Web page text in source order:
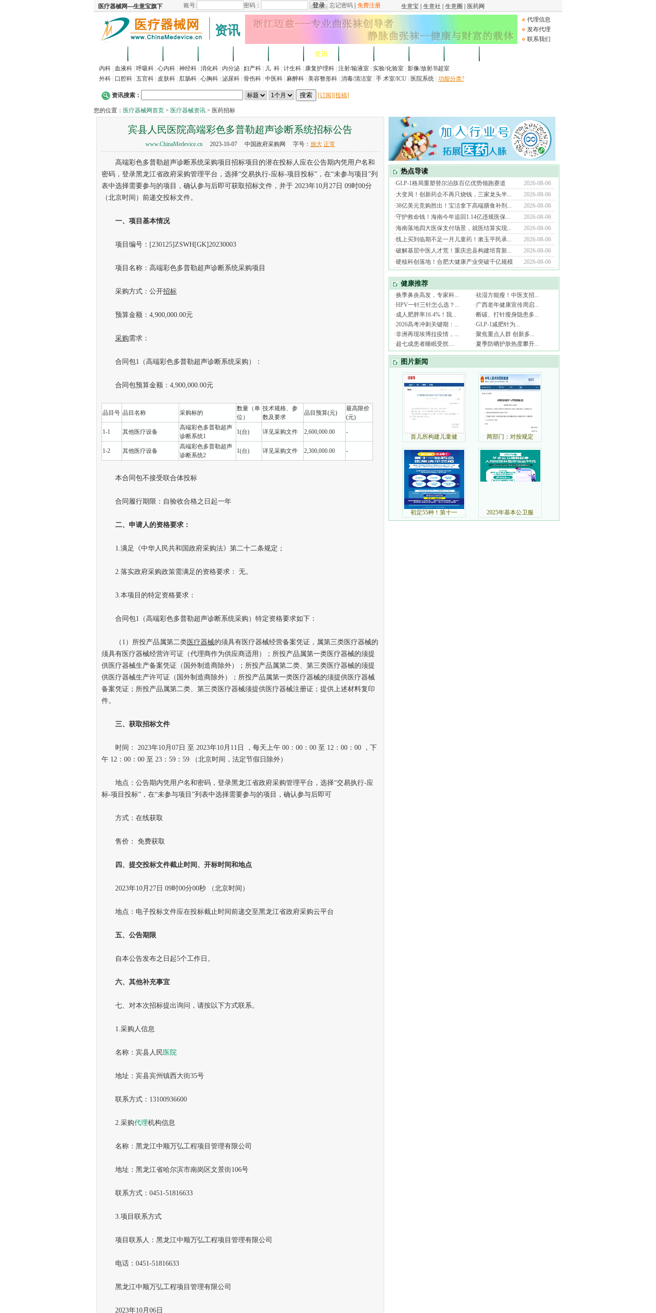
资讯
代理信息
发布代理
联系我们
资讯
内科 血液科 呼吸科 心内科 神经科 消化科 内分泌 妇产科 儿 科 计生科 康复护理科 注射/输液室 实验/化验室 影像/放射/B超室
外科
口腔科 五官科 皮肤科 肛肠科 心胸科 泌尿科 骨伤科 中医科 麻醉科 美容整形科 消毒/清洁室 手 术室/ICU 医院系统 功能分类?
资讯搜索： [订阅][投稿]
您的位置： 医疗器械网首页 > 医疗器械资讯 > 医药招标
宾县人民医院高端彩色多普勒超声诊断系统招标公告
www.ChinaMedevice.cn2023-10-07 中国政府采购网 字号： 放大 正常
高端彩色多普勒超声诊断系统采购项目招标项目的潜在投标人应在公告期内凭用户名和
密码，登录黑龙江省政府采购管理平台，选择“交易执行-应标-项目投标”，在“未参与项目”列
表中选择需要参与的项目，确认参与后即可获取招标文件，并于 2023年10月27日 09时00分
（北京时间）前递交投标文件。
一、 项目基本情况
项目编号：[230125]ZSWH[GK]20230003
项目名称：高端彩色多普勒超声诊断系统采购项目
采购方式：公开招标
预算金额：4,900,000.00元
采购需求：
合同包1（高端彩色多普勒超声诊断系统采购）：
合同包预算金额：4,900,000.00元
品目号 品目名称 采购标的
数量（单
位）
技术规格、参
数及要求
品目预算(元)
最高限价
(元)
1-1 其他医疗设备
高端彩色多普勒超声
诊断系统1
1(台) 详见采购文件 2,600,000.00 -
1-2 其他医疗设备
高端彩色多普勒超声
诊断系统2
1(台) 详见采购文件 2,300,000.00 -
本合同包不接受联合体投标
合同履行期限：自验收合格之日起一年
二、 申请人的资格要求 ：
1.满足《中华人民共和国政府采购法》第二十二条规定；
2.落实政府采购政策需满足的资格要求： 无。
3.本项目的特定资格要求：
合同包1（高端彩色多普勒超声诊断系统采购）特定资格要求如下：
（1）所投产品属第二类 医疗器械的须具有医疗器械经营备案凭证，属第三类医疗器械的
须具有医疗器械经营许可证（代理商作为供应商适用）；所投产品属第一类医疗器械的须提
供医疗器械生产备案凭证（国外制造商除外）；所投产品属第二类、第三类医疗器械的须提
供医疗器械生产许可证（国外制造商除外）；所投产品属第一类医疗器械的须提供医疗器械
备案凭证；所投产品属第二类、第三类医疗器械须提供医疗器械注册证；提供上述材料复印
件。
三、 获取招标文件
时间： 2023年10月07日 至 2023年10月11日 ，每天上午 00：00：00 至 12：00：00 ，下
午 12：00：00 至 23：59：59 （北京时间，法定节假日除外）
地点：公告期内凭用户名和密码，登录黑龙江省政府采购管理平台，选择“交易执行-应
标-项目投标”，在“未参与项目”列表中选择需要参与的项目，确认参与后即可
方式：在线获取
售价： 免费获取
四 、 提交投标文件截止时间 、 开标时间和地点
2023年10月27日 09时00分00秒 （北京时间）
地点：电子投标文件应在投标截止时间前递交至黑龙江省政府采购云平台
五、 公告期限
自本公告发布之日起5个工作日。
六、 其他补充事宜
七、对本次招标提出询问，请按以下方式联系。
1.采购人信息
名称：宾县人民 医院
地址：宾县宾州镇西大街35号
联系方式：13100936600
2.采购代理机构信息
名称：黑龙江中顺万弘工程项目管理有限公司
地址：黑龙江省哈尔滨市南岗区文景街106号
联系方式：0451-51816633
3.项目联系方式
项目联系人：黑龙江中顺万弘工程项目管理有限公司
电话：0451-51816633
黑龙江中顺万弘工程项目管理有限公司
2023年10月06日